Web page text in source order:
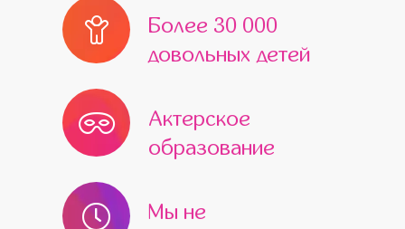
Более 30 000
довольных детей
Актерское
образование
Мы не